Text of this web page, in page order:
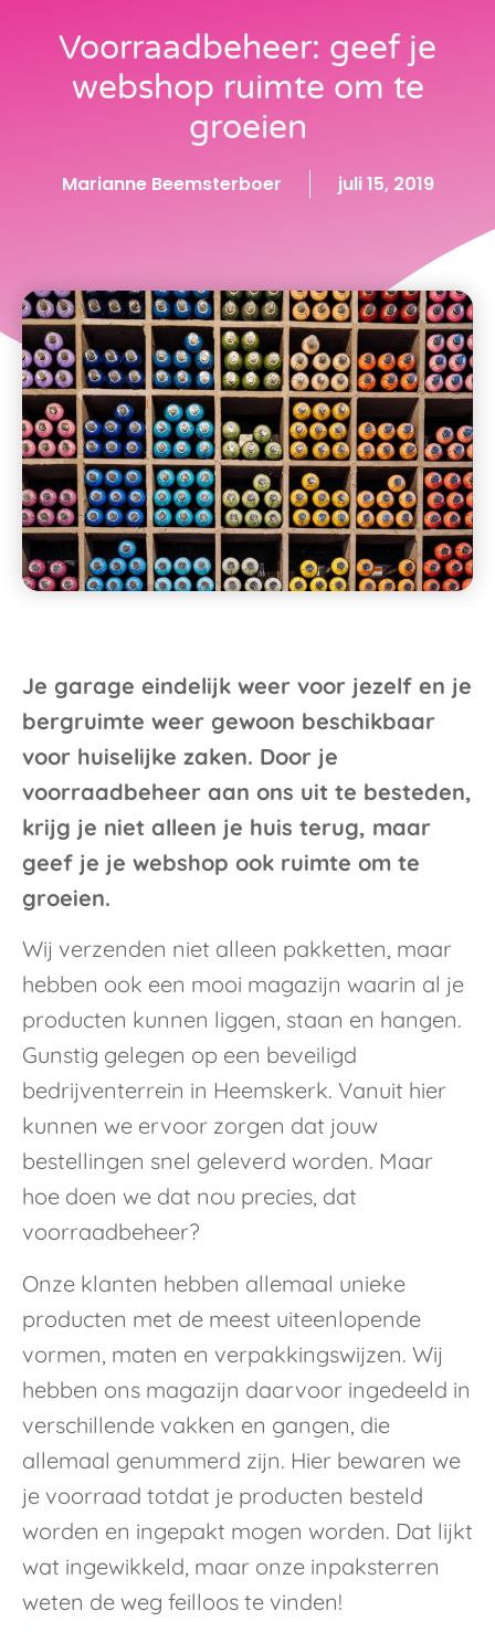
Voorraadbeheer: geef je
webshop ruimte om te
groeien
Marianne Beemsterboer juli 15, 2019
Je garage eindelijk weer voor jezelf en je
bergruimte weer gewoon beschikbaar
voor huiselijke zaken. Door je
voorraadbeheer aan ons uit te besteden,
krijg je niet alleen je huis terug, maar
geef je je webshop ook ruimte om te
groeien.
Wij verzenden niet alleen pakketten, maar
hebben ook een mooi magazijn waarin al je
producten kunnen liggen, staan en hangen.
Gunstig gelegen op een beveiligd
bedrijventerrein in Heemskerk. Vanuit hier
kunnen we ervoor zorgen dat jouw
bestellingen snel geleverd worden. Maar
hoe doen we dat nou precies, dat
voorraadbeheer?
Onze klanten hebben allemaal unieke
producten met de meest uiteenlopende
vormen, maten en verpakkingswijzen. Wij
hebben ons magazijn daarvoor ingedeeld in
verschillende vakken en gangen, die
allemaal genummerd zijn. Hier bewaren we
je voorraad totdat je producten besteld
worden en ingepakt mogen worden. Dat lijkt
wat ingewikkeld, maar onze inpaksterren
weten de weg feilloos te vinden!